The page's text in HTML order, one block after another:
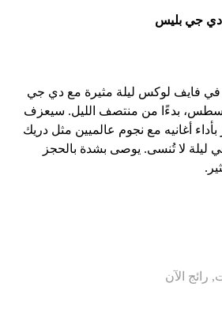
دي جي بليس
في فايف لوكس ليلة مثيرة مع دي جي
يوم السبت 17 أغسطس، بدءًا من منتصف الليل. سيعزف
أغانيه مع نجوم عالميين مثل دريك
في ليلة لا تُنسى. يوصى بشدة بالحجز
, رائج الآن